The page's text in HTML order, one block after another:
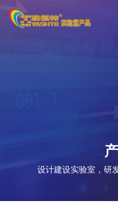
设计建设实验室，研